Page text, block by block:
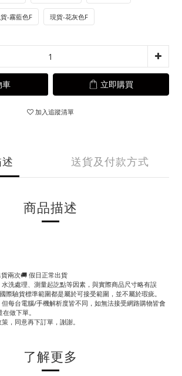
-霧藍色F 現貨-花灰色F
車 立即購買
加入追蹤清單
送貨及付款方式
商品描述
兩次🚚 假日正常出貨
洗處理、測量起訖點等因素，與實際商品尺寸略有誤
際驗貨標準範圍都是屬於可接受範圍，並不屬於瑕疵。
每台電腦/手機解析度皆不同，如無法接受網路購物皆會
做下單。
，同意再下訂單，謝謝。
了解更多